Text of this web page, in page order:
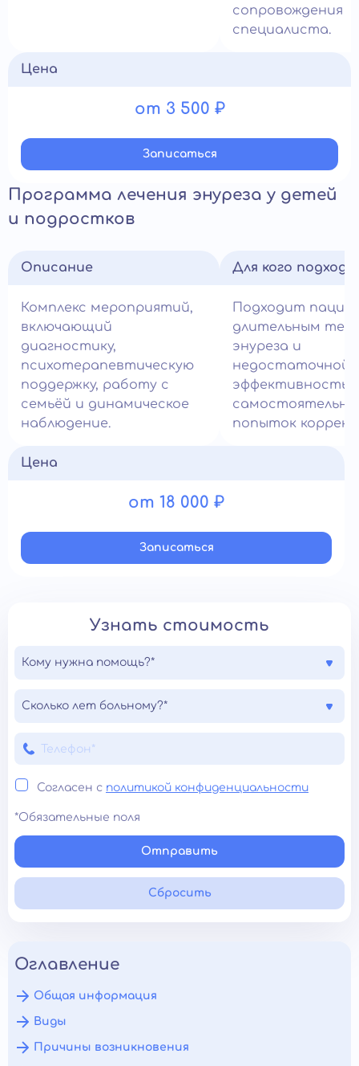
сопровождения
специалиста.
Цена
от 3 500 ₽
Записатьcя
Программа лечения энуреза у детей
и подростков
Описание
Комплекс мероприятий,
включающий
диагностику,
психотерапевтическую
поддержку, работу с
семьёй и динамическое
наблюдение.
Для кого
Подходит
длительным
энуреза и
недостаточной
эффективностью
попыток
Цена
от 18 000 ₽
Записатьcя
Узнать стоимость
Кому нужна помощь?*
Сколько лет больному?*
Согласен с политикой конфиденциальности
*Обязательные поля
Отправить
Сбросить
Оглавление
Общая информация
Виды
Причины возникновения